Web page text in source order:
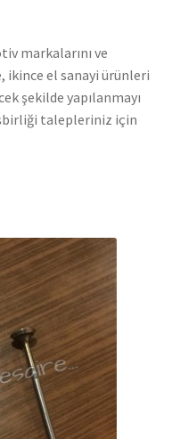
markalarını ve
ikince el sanayi ürünleri
şekilde yapılanmayı
talepleriniz için